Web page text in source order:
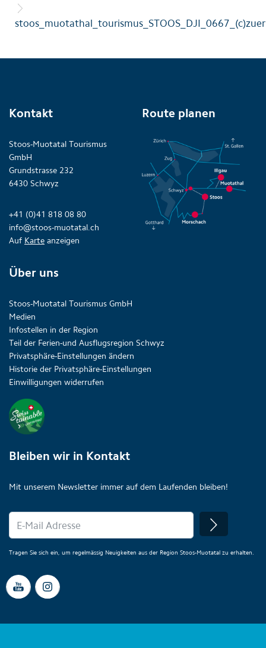
Kontakt
Stoos-Muotatal Tourismus
GmbH
Grundstrasse 232
6430 Schwyz
+41 (0)41 818 08 80
info@stoos-muotatal.ch
Auf Karte anzeigen
Route planen
Über uns
Stoos-Muotatal Tourismus GmbH
Medien
Infostellen in der Region
Teil der Ferien-und Ausflugsregion Schwyz
Privatsphäre-Einstellungen ändern
Historie der Privatsphäre-Einstellungen
Einwilligungen widerrufen
Bleiben wir in Kontakt
Mit unserem Newsletter immer auf dem Laufenden bleiben!
Tragen Sie sich ein, um regelmässig Neuigkeiten aus der Region Stoos-Muotatal zu erhalten.